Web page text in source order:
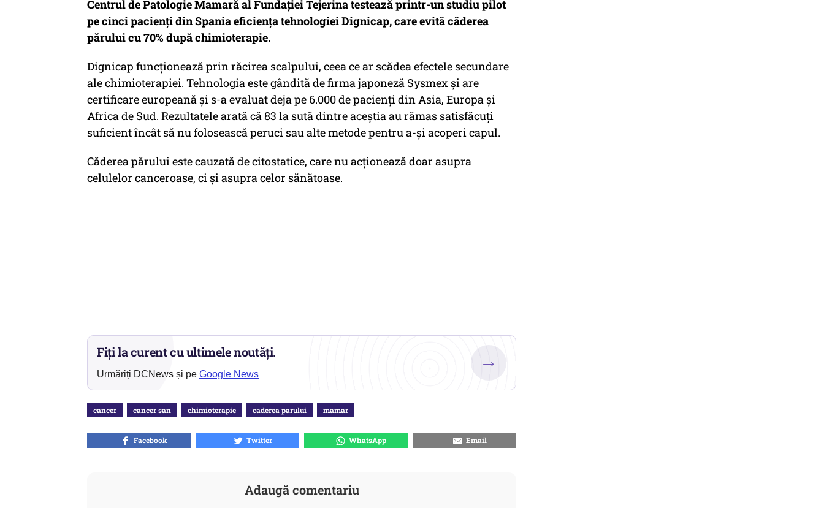
Centrul de Patologie Mamară al Fundației Tejerina testează printr-un studiu pilot
pe cinci pacienți din Spania eficiența tehnologiei Dignicap, care evită căderea
părului cu 70% după chimioterapie.
Dignicap funcționează prin răcirea scalpului, ceea ce ar scădea efectele secundare
ale chimioterapiei. Tehnologia este gândită de firma japoneză Sysmex și are
certificare europeană și s-a evaluat deja pe 6.000 de pacienți din Asia, Europa și
Africa de Sud. Rezultatele arată că 83 la sută dintre aceștia au rămas satisfăcuți
suficient încât să nu folosească peruci sau alte metode pentru a-și acoperi capul.
Căderea părului este cauzată de citostatice, care nu acționează doar asupra
celulelor canceroase, ci și asupra celor sănătoase.
Fiți la curent cu ultimele noutăți.
Urmăriți DCNews și pe Google News
→
cancer cancer san chimioterapie caderea parului mamar
Facebook Twitter WhatsApp Email
Adaugă comentariu